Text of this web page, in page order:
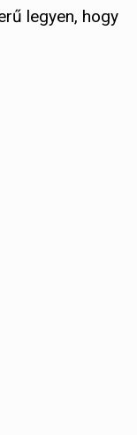
legyen, hogy